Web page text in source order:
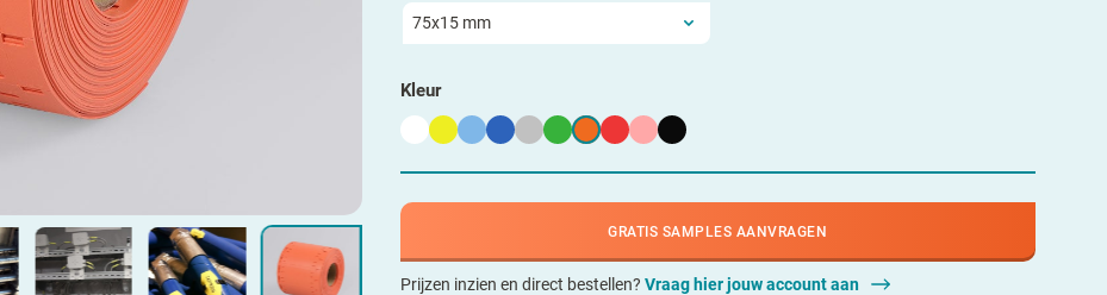
Kleur
GRATIS SAMPLES AANVRAGEN
Prijzen inzien en direct bestellen? Vraag hier jouw account aan